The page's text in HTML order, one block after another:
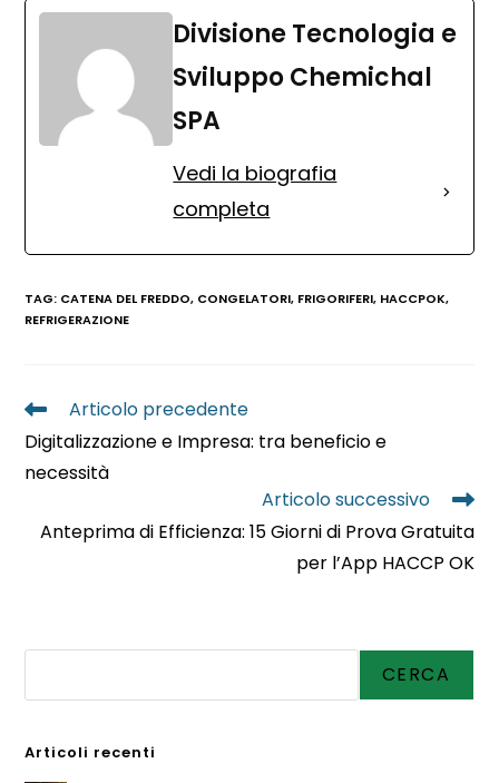
Divisione Tecnologia e
Sviluppo Chemichal
SPA
Vedi la biografia
completa
TAG: CATENA DEL FREDDO, CONGELATORI, FRIGORIFERI, HACCPOK,
REFRIGERAZIONE
Articolo precedente
Digitalizzazione e Impresa: tra beneficio e
necessità
Articolo successivo
Anteprima di Efficienza: 15 Giorni di Prova Gratuita
per l’App HACCP OK
CERCA
Articoli recenti